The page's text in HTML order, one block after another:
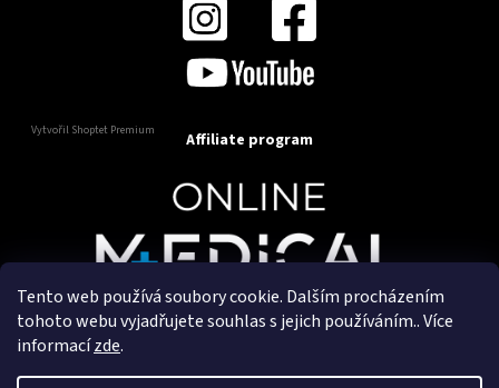
Tento web používá soubory cookie. Dalším procházením
tohoto webu vyjadřujete souhlas s jejich používáním.. Více
informacízde.
Vytvořil Shoptet Premium Affiliate program
Copyright 2025OnlineMedical.cz. Všechna práva
Vytvořil a marketingově zajišťuje